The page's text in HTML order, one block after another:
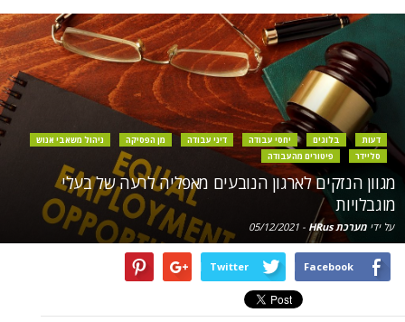
דעות בלוגים יחסי עבודה דיני עבודה מן הפסיקה
ניהול משאבי אנוש
סליידר
פיטורים מהעבודה
מגוון הנזקים לארגון הנובעים מאפליה לרעה של בעלי
מוגבלויות
על ידי מערכת HRus -
05/12/2021
Facebook
Twitter